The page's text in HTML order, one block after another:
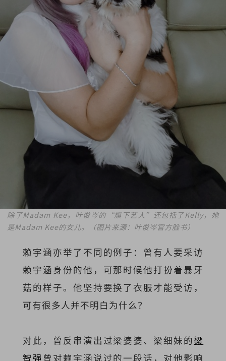
除了Madam Kee，叶俊岑的“旗下艺人”还包括了Kelly，她
是Madam Kee的女儿。（图片来源：叶俊岑官方脸书）
赖宇涵亦举了不同的例子：曾有人要采访
赖宇涵身份的他，可那时候他打扮着暴牙
菇的样子。他坚持要换了衣服才能受访，
可有很多人并不明白为什么？
对此，曾反串演出过梁婆婆、梁细妹的梁
智强 曾对赖宇涵说过的一段话，对他影响